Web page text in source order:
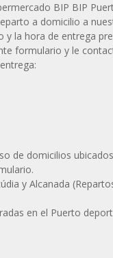
BIP BIP
a domicilio a
y la hora de entrega
formulario y le
de domicilios
y Alcanada
en el Puerto